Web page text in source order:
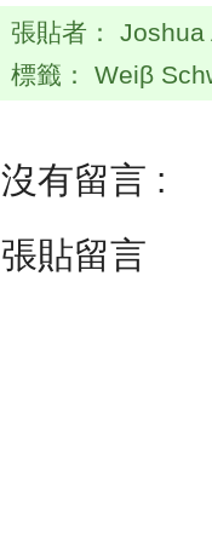
張貼者：
標籤： Weiβ
沒有留言 :
張貼留言